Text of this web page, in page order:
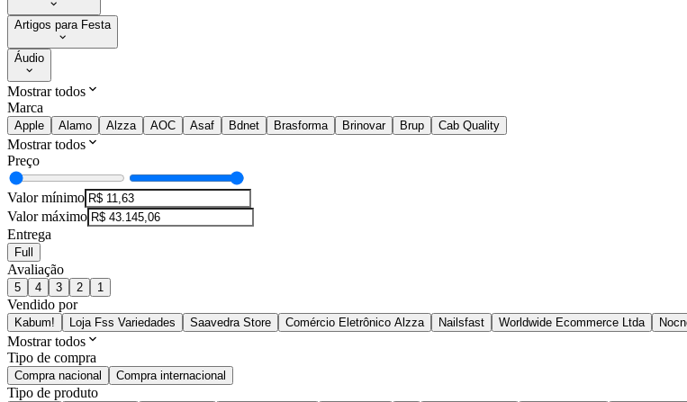
Artigos para Festa
Áudio
Mostrar todos
Marca
Apple Alamo Alzza AOC Asaf Bdnet Brasforma Brinovar Brup Cab Quality
Mostrar todos
Preço
Valor mínimo
Valor máximo
Entrega
Full
Avaliação
5 4 3 2 1
Vendido por
Kabum! Loja Fss Variedades Saavedra Store Comércio Eletrônico Alzza Nailsfast Worldwide Ecommerce Ltda
Mostrar todos
Tipo de compra
Compra nacional Compra internacional
Tipo de produto